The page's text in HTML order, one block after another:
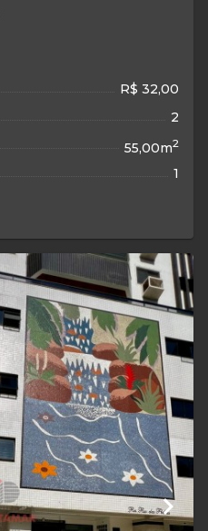
R$ 32,00
2
55,00m2
1
keyboard_arrow_right